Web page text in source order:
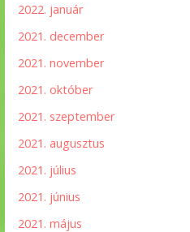
2022. január
2021. december
2021. november
2021. október
2021. szeptember
2021. augusztus
2021. július
2021. június
2021. május